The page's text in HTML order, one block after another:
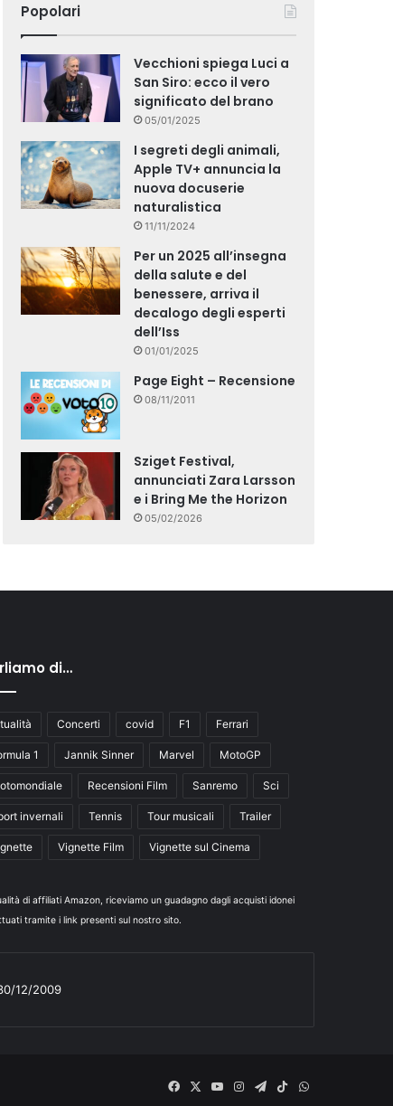
Popolari
Vecchioni spiega Luci a
San Siro: ecco il vero
significato del brano
05/01/2025
I segreti degli animali,
Apple TV+ annuncia la
nuova docuserie
naturalistica
11/11/2024
Per un 2025 all’insegna
della salute e del
benessere, arriva il
decalogo degli esperti
dell’Iss
01/01/2025
Page Eight – Recensione
08/11/2011
Sziget Festival,
annunciati Zara Larsson
e i Bring Me the Horizon
05/02/2026
di…
Concerti covid F1 Ferrari
1 Jannik Sinner Marvel MotoGP
Recensioni Film Sanremo Sci
invernali Tennis Tour musicali Trailer
Vignette Film Vignette sul Cinema
di affiliati Amazon, riceviamo un guadagno dagli acquisti idonei
tramite i link presenti sul nostro sito.
12/2009
Facebook
X
YouInstagram
Telegram
TikTokWhatsApp